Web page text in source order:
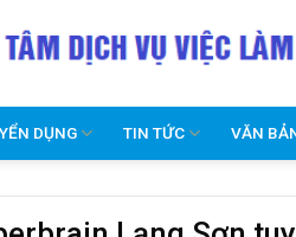
DỤNG TIN TỨC VĂN